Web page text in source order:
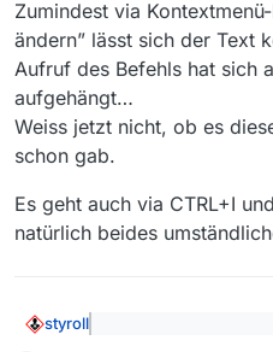
Zumindest via
ändern” lässt sich der Text
Aufruf des Befehls hat sich
aufgehängt…
Weiss jetzt nicht, ob es
schon gab.
Es geht auch via CTRL+I
natürlich beides
styroll